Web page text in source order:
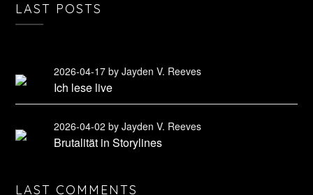
LAST POSTS
2026-04-17by Jayden V. Reeves
Ich lese live
2026-04-02by Jayden V. Reeves
Brutalität in Storylines
LAST COMMENTS